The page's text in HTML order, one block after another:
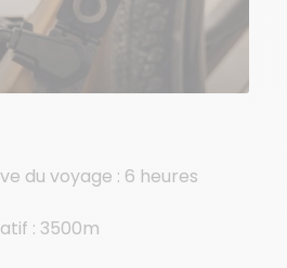
du voyage : 6 heures
: 3500m